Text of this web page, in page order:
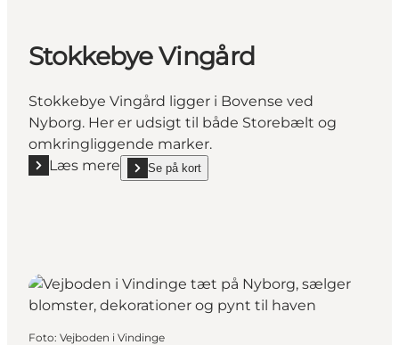
Stokkebye Vingård
Stokkebye Vingård ligger i Bovense ved
Nyborg. Her er udsigt til både Storebælt og
omkringliggende marker.
Læs mere
Læs mere "Stokkebye Vingård"
Se på kort
show Stokkebye Vingård on_map
Foto: Vejboden i Vindinge